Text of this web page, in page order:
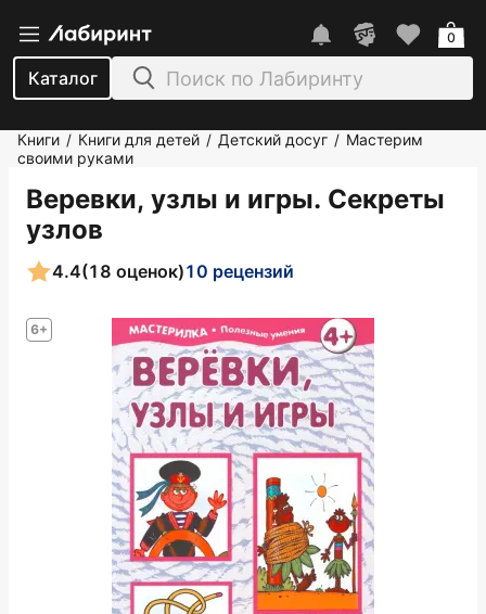
Каталог
0
Книги / Книги для детей / Детский досуг / Мастерим
своими руками
Веревки, узлы и игры. Секреты
узлов
6+
4.4(18 оценок)10 рецензий